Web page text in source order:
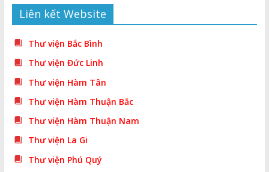
Liên kết Website
Thư viện Bắc Bình
Thư viện Đức Linh
Thư viện Hàm Tân
Thư viện Hàm Thuận Bắc
Thư viện Hàm Thuận Nam
Thư viện La Gi
Thư viện Phú Quý